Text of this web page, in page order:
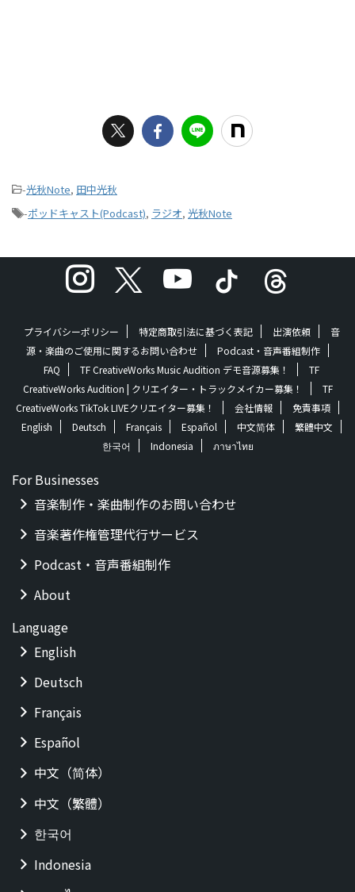
-光秋Note, 田中光秋
-ポッドキャスト(Podcast), ラジオ, 光秋Note
プライバシーポリシー 特定商取引法に基づく表記 出演依頼
音
源・楽曲のご使用に関するお問い合わせ
Podcast・音声番組制作
FAQ
TF CreativeWorks Music Audition デモ音源募集！
TF
CreativeWorks Audition | クリエイター・トラックメイカー募集！
TF
CreativeWorks TikTok LIVEクリエイター募集！
会社情報
免責事項
English
Deutsch Français Español 中文简体
繁體中文
한국어
Indonesia ภาษาไทย
For Businesses
音楽制作・楽曲制作のお問い合わせ
音楽著作権管理代行サービス
Podcast・音声番組制作
About
Language
English
Deutsch
Français
Español
中文（简体）
中文（繁體）
한국어
Indonesia